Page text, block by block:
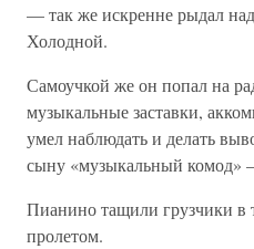
— так же искренне рыдал
Холодной.
Самоучкой же он попал на
музыкальные заставки,
умел наблюдать и делать
сыну «музыкальный комод»
Пианино тащили грузчики в
пролетом.